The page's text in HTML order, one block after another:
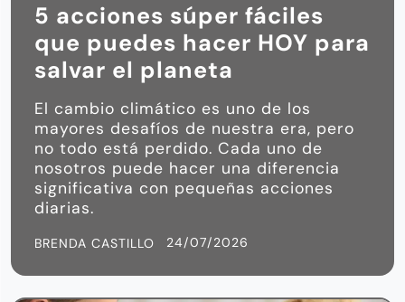
5 acciones súper fáciles
que puedes hacer HOY para
salvar el planeta
El cambio climático es uno de los
mayores desafíos de nuestra era, pero
no todo está perdido. Cada uno de
nosotros puede hacer una diferencia
significativa con pequeñas acciones
diarias.
BRENDA CASTILLO 24/07/2026